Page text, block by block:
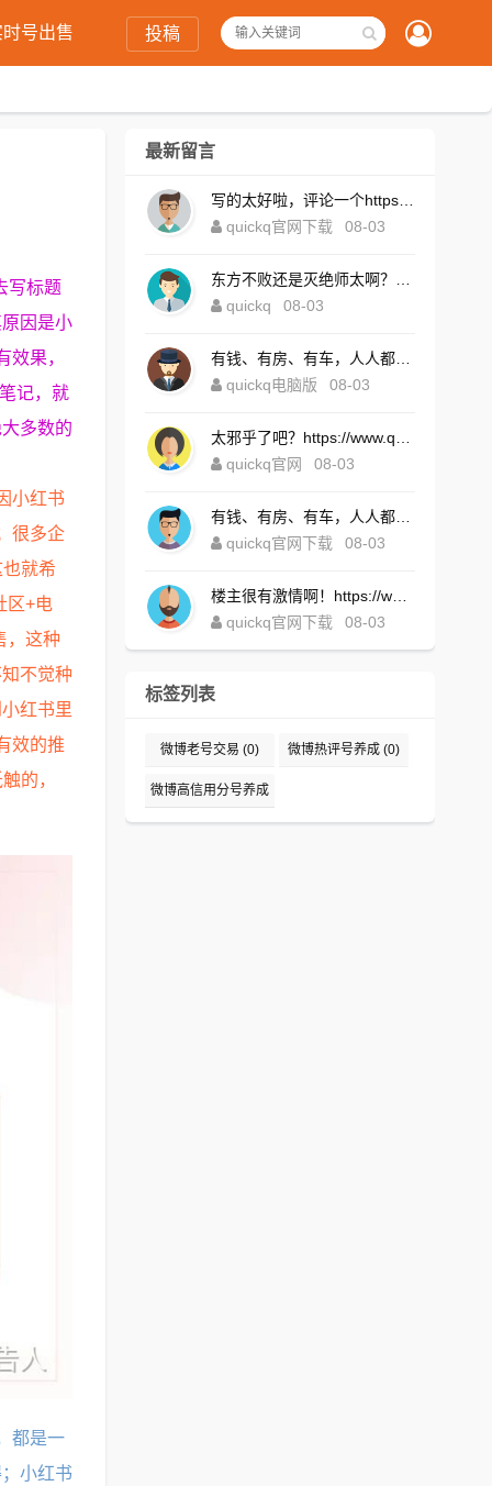
号出售 投稿
写标题
因是小
果，
记，就
多数的
小红书
很多企
就希
区+电
，这种
不觉种
红书里
效的推
的，
都是一
小红书
最新留言
quickq官网下载
08-03
quickq
08-03
quickq电脑版
08-03
quickq官网
08-03
quickq官网下载
08-03
quickq官网下载
08-03
标签列表
微博老号交易 (0) 微博热评号养成 (0)
微博高信用分号养成
(0)